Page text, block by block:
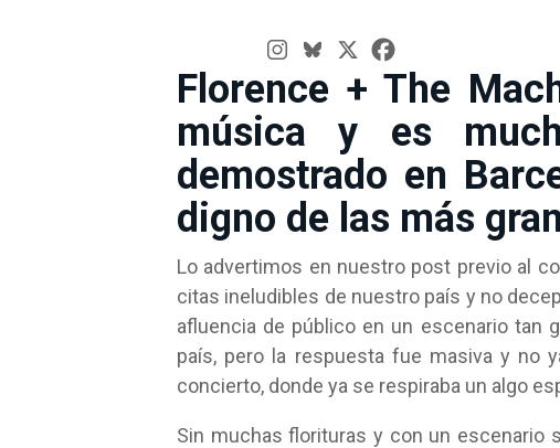
Florence + The
música y es
demostrado en
digno de las más
Lo advertimos en nuestro post previo al
citas ineludibles de nuestro país y no
afluencia de público en un escenario tan
país, pero la respuesta fue masiva y no
concierto, donde ya se respiraba un algo
Sin muchas florituras y con un escenario